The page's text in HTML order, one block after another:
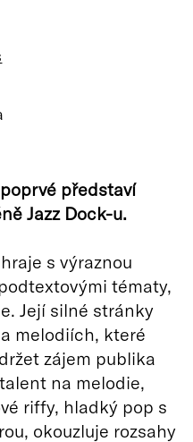
představí
Jazz Dock-u.
s výraznou
tématy,
Její silné stránky
melodiích, které
zájem publika
na melodie,
riffy, hladký pop s
okouzluje rozsahy